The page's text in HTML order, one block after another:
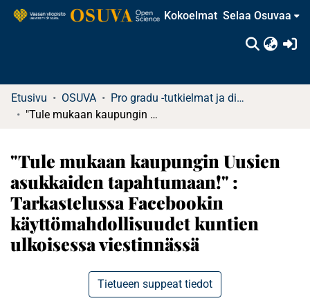
Kokoelmat Selaa Osuvaa
Etusivu OSUVA
Pro gradu -tutkielmat ja diplomityöt (rajattu saatavuus)
"Tule mukaan kaupungin Uusien asukkaiden tapahtumaan!" : Tarkastelussa Facebookin käyttömahdollisuudet kuntien ulkoisessa viestinnässä
"Tule mukaan kaupungin Uusien
asukkaiden tapahtumaan!" :
Tarkastelussa Facebookin
käyttömahdollisuudet kuntien
ulkoisessa viestinnässä
Tietueen suppeat tiedot